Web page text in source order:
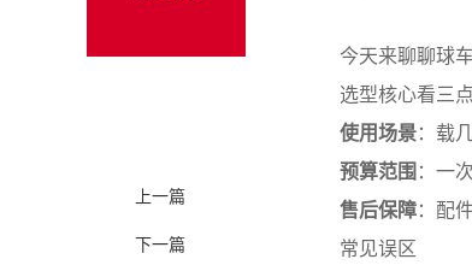
上一篇
下一篇
今天来聊聊球
选型核心看三点
使用场景：载
预算范围 ：一
售后保障：配
常见误区